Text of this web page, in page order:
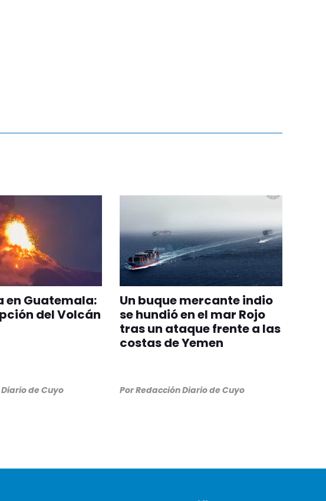
en Guatemala:
del Volcán
de Cuyo
Un buque mercante indio
se hundió en el mar Rojo
tras un ataque frente a las
costas de Yemen
PorRedacción Diario de Cuyo